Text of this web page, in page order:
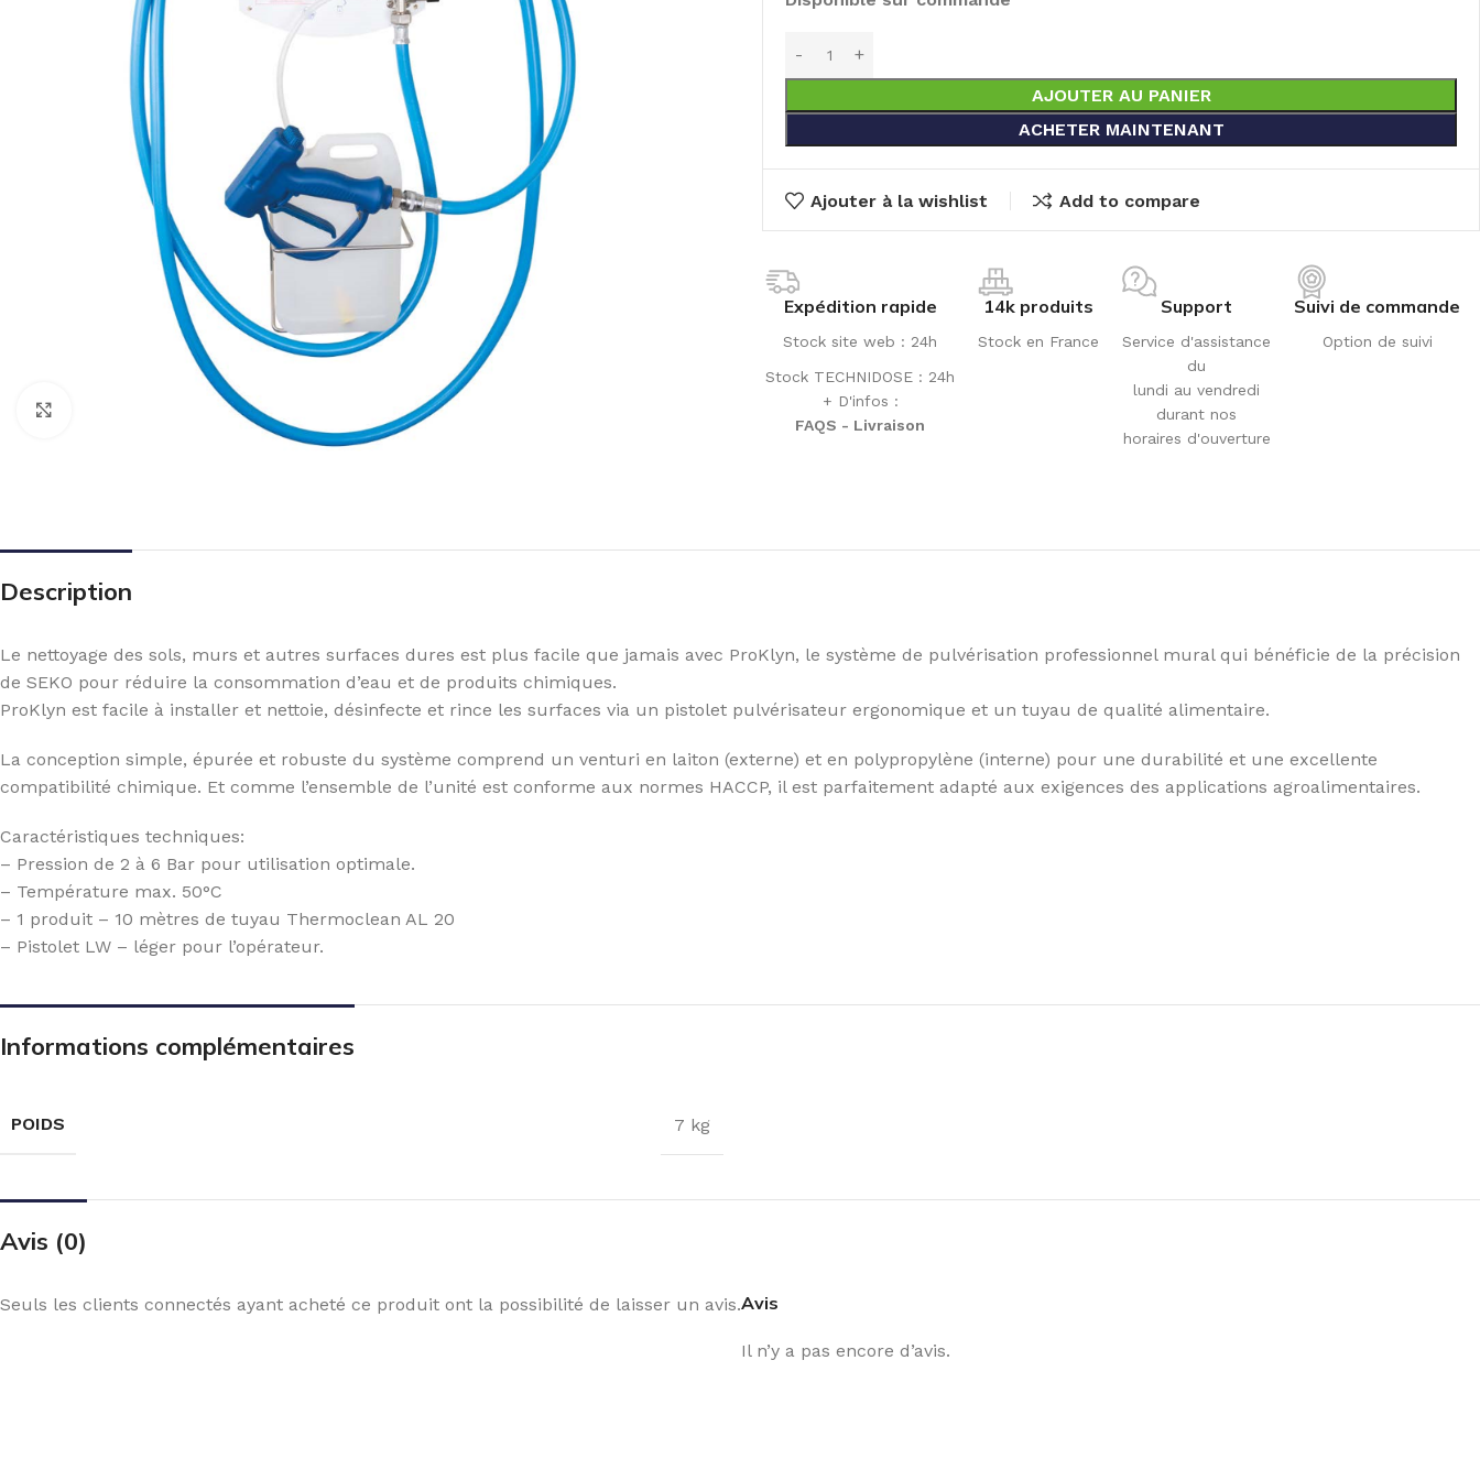
AJOUTER AU PANIER
ACHETER MAINTENANT
Ajouter à la wishlist Add to compare
Expédition rapide
Stock site web : 24h
Stock TECHNIDOSE : 24h
+ D'infos :
FAQS - Livraison
14k produits
Stock en France
Support
Service d'assistance
du
lundi au vendredi
durant nos
horaires d'ouverture
Suivi de commande
Option de suivi
Description
Le nettoyage des sols, murs et autres surfaces dures est plus facile que jamais avec ProKlyn, le système de pulvérisation professionnel mural qui bénéficie de la précision
de SEKO pour réduire la consommation d’eau et de produits chimiques.
ProKlyn est facile à installer et nettoie, désinfecte et rince les surfaces via un pistolet pulvérisateur ergonomique et un tuyau de qualité alimentaire.
La conception simple, épurée et robuste du système comprend un venturi en laiton (externe) et en polypropylène (interne) pour une durabilité et une excellente
compatibilité chimique. Et comme l’ensemble de l’unité est conforme aux normes HACCP, il est parfaitement adapté aux exigences des applications agroalimentaires.
Caractéristiques techniques:
– Pression de 2 à 6 Bar pour utilisation optimale.
– Température max. 50°C
– 1 produit – 10 mètres de tuyau Thermoclean AL 20
– Pistolet LW – léger pour l’opérateur.
Informations complémentaires
POIDS 7 kg
Avis (0)
Avis
Il n’y a pas encore d’avis.
Seuls les clients connectés ayant acheté ce produit ont la possibilité de laisser un avis.